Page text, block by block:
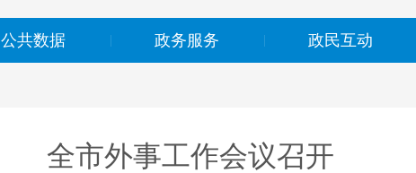
公共数据 政务服务 政民互动
全市外事工作会议召开